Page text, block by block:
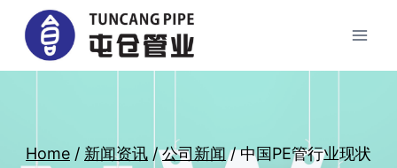
content
Home / 新闻资讯 / 公司新闻 / 中国PE管行业现状